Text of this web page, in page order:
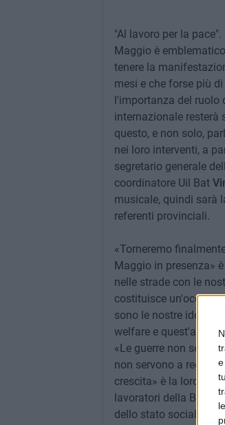
"Al lavoro per la
Maggio è
tenere la
mesi e che forse più
l'importanza del ruolo
internazionale resterà
questo, e non solo,
nei loro interventi, a
segretario generale
coordinatore Uil Bat
musicale, quindi sarà
referenti provinciali.
«Torneremo
Maggio in presenza»
nelle strade con le
costituisce
sono le nostre idee
welfare e quest'anno
«Le guerre non
non servono a
crescita» è la loro
lavoratori della Bat, è
dello stato sociale per